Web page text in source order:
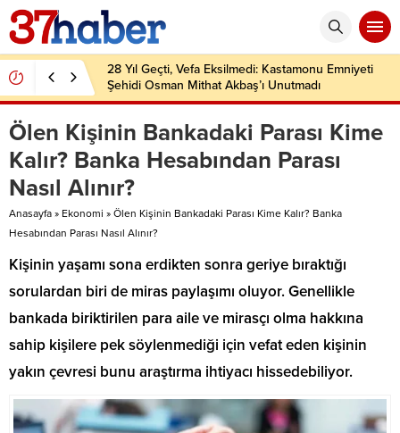
28 Yıl Geçti, Vefa Eksilmedi: Kastamonu Emniyeti
Şehidi Osman Mithat Akbaş’ı Unutmadı
Ölen Kişinin Bankadaki Parası Kime
Kalır? Banka Hesabından Parası
Nasıl Alınır?
Anasayfa » Ekonomi » Ölen Kişinin Bankadaki Parası Kime Kalır? Banka
Hesabından Parası Nasıl Alınır?
Kişinin yaşamı sona erdikten sonra geriye bıraktığı
sorulardan biri de miras paylaşımı oluyor. Genellikle
bankada biriktirilen para aile ve mirasçı olma hakkına
sahip kişilere pek söylenmediği için vefat eden kişinin
yakın çevresi bunu araştırma ihtiyacı hissedebiliyor.